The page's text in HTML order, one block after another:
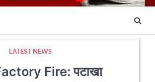
LATEST NEWS
Fire: पटाखा